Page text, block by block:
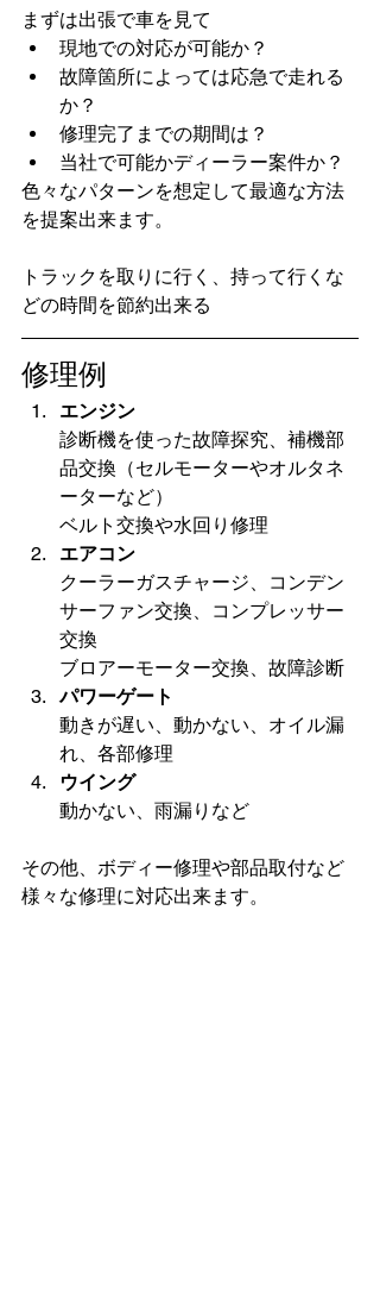
まずは出張で車を見て
現地での対応が可能か？
故障箇所によっては応急で走れる
か？
修理完了までの期間は？
当社で可能かディーラー案件か？
色々なパターンを想定して最適な方法
を提案出来ます。
トラックを取りに行く、持って行くな
どの時間を節約出来る
修理例
エンジン
診断機を使った故障探究、補機部
品交換（セルモーターやオルタネ
ーターなど）
ベルト交換や水回り修理
エアコン
クーラーガスチャージ、コンデン
サーファン交換、コンプレッサー
交換
ブロアーモーター交換、故障診断
パワーゲート
動きが遅い、動かない、オイル漏
れ、各部修理
ウイング
動かない、雨漏りなど
その他、ボディー修理や部品取付など
様々な修理に対応出来ます。